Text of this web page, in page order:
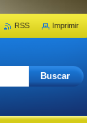
RSS Imprimir